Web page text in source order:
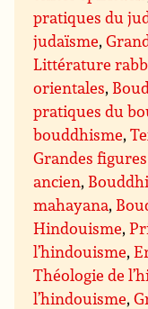
pratiques du
judaïsme,
Littérature
orientales,
pratiques du
bouddhisme,
Grandes
ancien,
mahayana,
Hindouisme,
l’hindouisme,
Théologie de
l’hindouisme,